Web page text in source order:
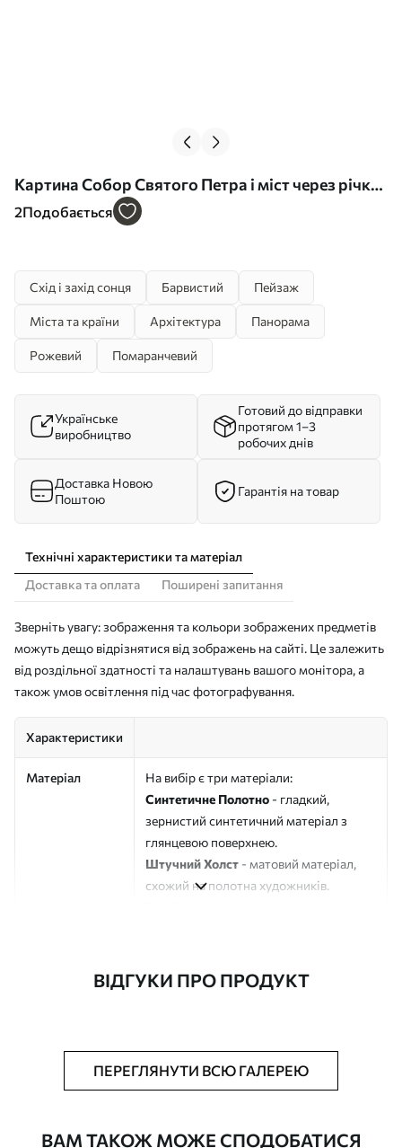
Картина Собор Святого Петра і міст через річку
на заході сонця, теплі кольори, відображення у
2Подобається
Схід і захід сонця Барвистий Пейзаж
Міста та країни Архітектура Панорама
Рожевий Помаранчевий
Українське
виробництво
Готовий до відправки
протягом 1–3
робочих днів
Доставка Новою
Поштою
Гарантія на товар
Технічні характеристики та матеріал
Доставка та оплата
Поширені запитання
Зверніть увагу: зображення та кольори зображених предметів
можуть дещо відрізнятися від зображень на сайті. Це залежить
від роздільної здатності та налаштувань вашого монітора, а
також умов освітлення під час фотографування.
Характеристики
Матеріал
На вибір є три матеріали:
Синтетичне Полотно - гладкий,
зернистий синтетичний матеріал з
глянцевою поверхнею.
Штучний Холст - матовий матеріал,
схожий на полотна художників.
Додатково Можна додати лакове покриття.
ВІДГУКИ ПРО ПРОДУКТ
ПЕРЕГЛЯНУТИ ВСЮ ГАЛЕРЕЮ
ВАМ ТАКОЖ МОЖЕ СПОДОБАТИСЯ